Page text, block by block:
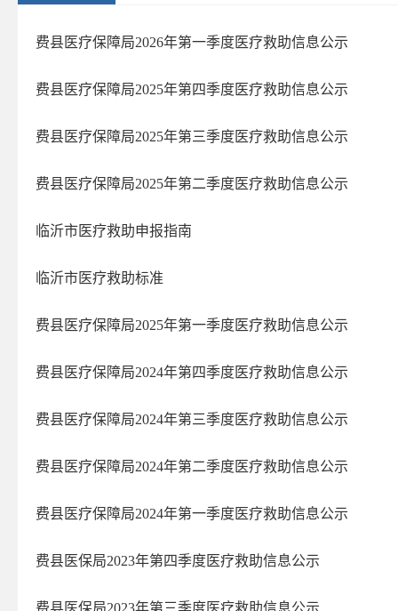
费县医疗保障局2026年第一季度医疗救助信息公示
费县医疗保障局2025年第四季度医疗救助信息公示
费县医疗保障局2025年第三季度医疗救助信息公示
费县医疗保障局2025年第二季度医疗救助信息公示
临沂市医疗救助申报指南
临沂市医疗救助标准
费县医疗保障局2025年第一季度医疗救助信息公示
费县医疗保障局2024年第四季度医疗救助信息公示
费县医疗保障局2024年第三季度医疗救助信息公示
费县医疗保障局2024年第二季度医疗救助信息公示
费县医疗保障局2024年第一季度医疗救助信息公示
费县医保局2023年第四季度医疗救助信息公示
费县医保局2023年第三季度医疗救助信息公示